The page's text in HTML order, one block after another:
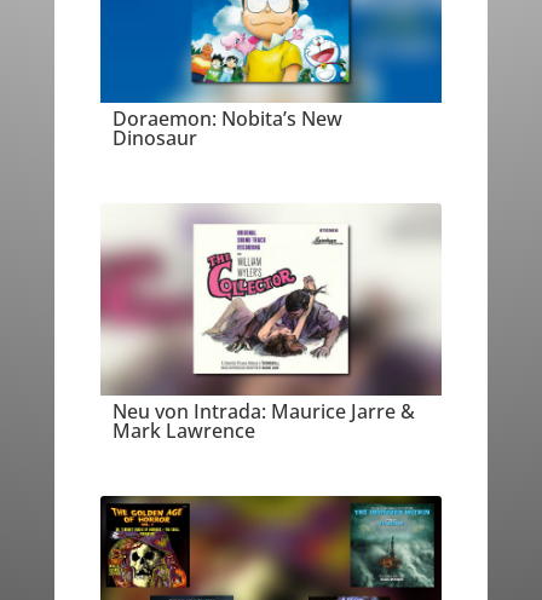
Doraemon: Nobita’s New
Dinosaur
Neu von Intrada: Maurice Jarre &
Mark Lawrence